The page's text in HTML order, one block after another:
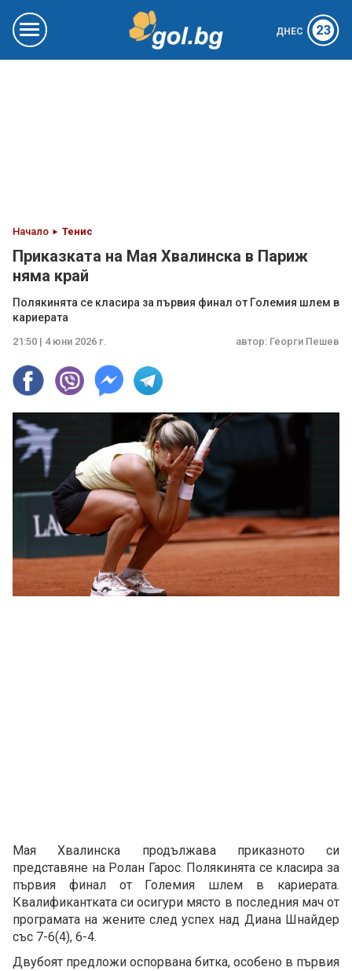
ДНЕС 23
Начало Тенис
Приказката на Мая Хвалинска в Париж
няма край
Полякинята се класира за първия финал от Големия шлем в
кариерата
21:50 | 4 юни 2026 г. автор: Георги Пешев
Мая Хвалинска продължава приказното си
представяне на Ролан Гарос. Полякинята се класира за
първия финал от Големия шлем в кариерата.
Квалификантката си осигури място в последния мач от
програмата на жените след успех над Диана Шнайдер
със 7-6(4), 6-4.
Двубоят предложи оспорвана битка, особено в първия